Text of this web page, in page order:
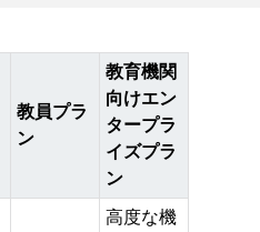
教員プラ
ン
教育機関
向けエン
タープラ
イズプラ
ン
高度な機